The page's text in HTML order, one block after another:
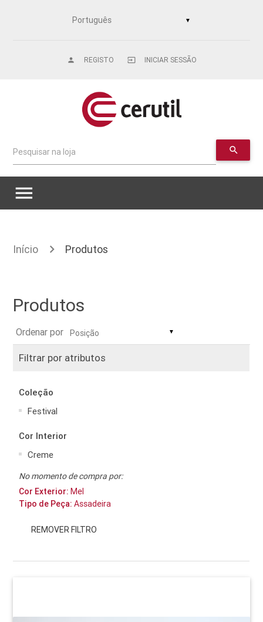
▼
REGISTO
person INICIAR SESSÃO
input
Pesquisar na loja search
menu
Início Produtos
Produtos
Ordenar por ▼
Filtrar por atributos
Coleção
Festival
Cor Interior
Creme
No momento de compra por:
Cor Exterior: Mel
Tipo de Peça: Assadeira
REMOVER FILTRO